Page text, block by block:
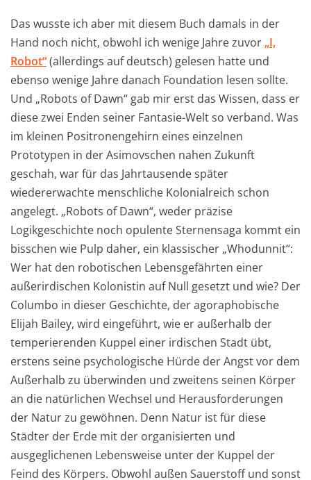
Das wusste ich aber mit diesem Buch damals in der
Hand noch nicht, obwohl ich wenige Jahre zuvor „I,
Robot“(allerdings auf deutsch) gelesen hatte und
ebenso wenige Jahre danach Foundation lesen sollte.
Und „Robots of Dawn“ gab mir erst das Wissen, dass er
diese zwei Enden seiner Fantasie-Welt so verband. Was
im kleinen Positronengehirn eines einzelnen
Prototypen in der Asimovschen nahen Zukunft
geschah, war für das Jahrtausende später
wiedererwachte menschliche Kolonialreich schon
angelegt. „Robots of Dawn“, weder präzise
Logikgeschichte noch opulente Sternensaga kommt ein
bisschen wie Pulp daher, ein klassischer „Whodunnit“:
Wer hat den robotischen Lebensgefährten einer
außerirdischen Kolonistin auf Null gesetzt und wie? Der
Columbo in dieser Geschichte, der agoraphobische
Elijah Bailey, wird eingeführt, wie er außerhalb der
temperierenden Kuppel einer irdischen Stadt übt,
erstens seine psychologische Hürde der Angst vor dem
Außerhalb zu überwinden und zweitens seinen Körper
an die natürlichen Wechsel und Herausforderungen
der Natur zu gewöhnen. Denn Natur ist für diese
Städter der Erde mit der organisierten und
ausgeglichenen Lebensweise unter der Kuppel der
Feind des Körpers. Obwohl außen Sauerstoff und sonst